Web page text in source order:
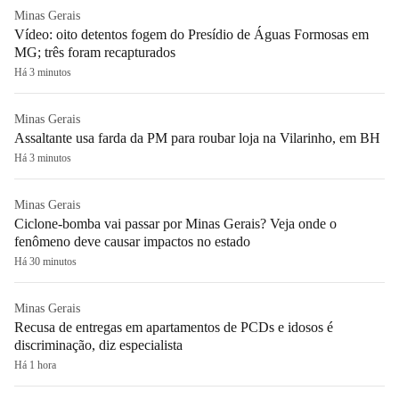
Minas Gerais
Vídeo: oito detentos fogem do Presídio de Águas Formosas em
MG; três foram recapturados
Há 3 minutos
Minas Gerais
Assaltante usa farda da PM para roubar loja na Vilarinho, em BH
Há 3 minutos
Minas Gerais
Ciclone-bomba vai passar por Minas Gerais? Veja onde o
fenômeno deve causar impactos no estado
Há 30 minutos
Minas Gerais
Recusa de entregas em apartamentos de PCDs e idosos é
discriminação, diz especialista
Há 1 hora